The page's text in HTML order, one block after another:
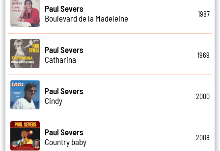
Paul Severs
Boulevard de la Madeleine
1987
Paul Severs
Catharina
1969
Paul Severs
Cindy
2000
Paul Severs
Country baby
2008